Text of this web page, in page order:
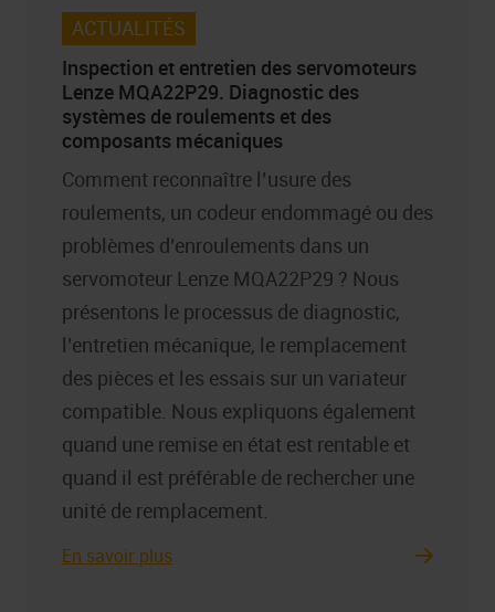
ACTUALITÉS
Inspection et entretien des servomoteurs
Lenze MQA22P29. Diagnostic des
systèmes de roulements et des
composants mécaniques
Comment reconnaître l’usure des
roulements, un codeur endommagé ou des
problèmes d’enroulements dans un
servomoteur Lenze MQA22P29 ? Nous
présentons le processus de diagnostic,
l’entretien mécanique, le remplacement
des pièces et les essais sur un variateur
compatible. Nous expliquons également
quand une remise en état est rentable et
quand il est préférable de rechercher une
unité de remplacement.
En savoir plus